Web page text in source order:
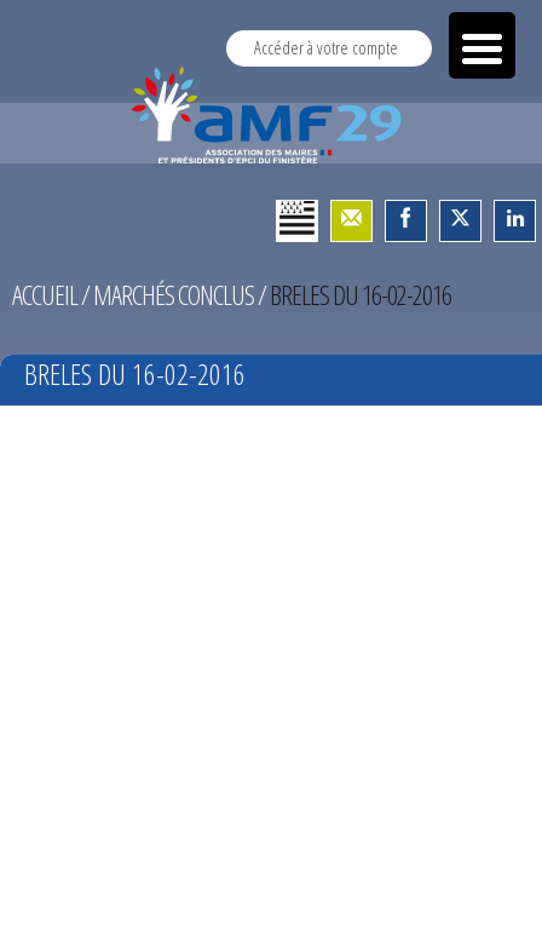
Accéder à votre compte
ACCUEIL/MARCHÉS CONCLUS/BRELES DU 16-02-2016
BRELES DU 16-02-2016